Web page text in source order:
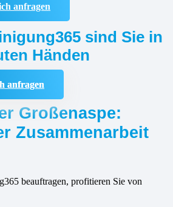
anfragen
sind Sie in
Händen
anfragen
Großenaspe:
Zusammenarbeit
beauftragen, profitieren Sie von